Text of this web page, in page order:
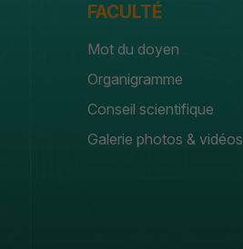
FACULTÉ
Mot du doyen
Organigramme
Conseil scientifique
Galerie photos & vidéos